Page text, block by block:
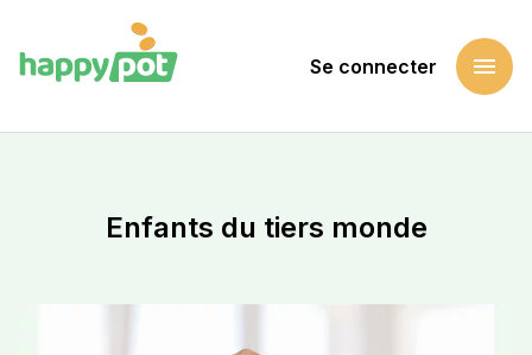
Se connecter menu
Enfants du tiers monde